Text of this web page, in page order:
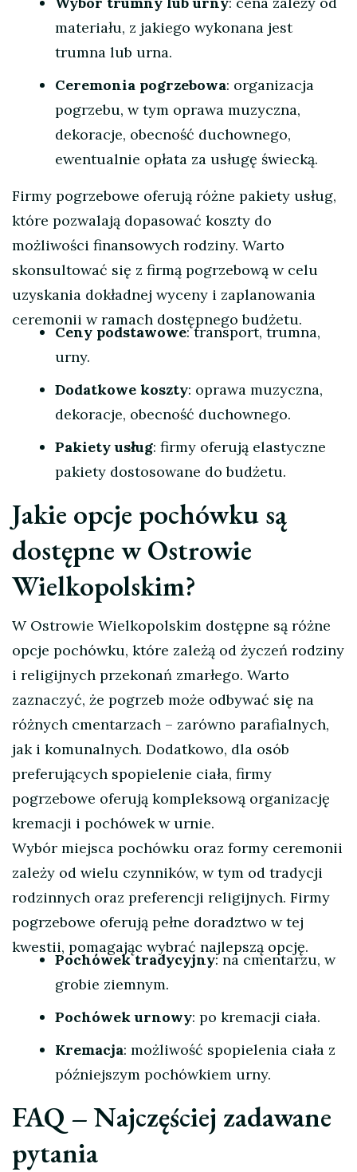
materiału, z jakiego wykonana jest
trumna lub urna.
Ceremonia pogrzebowa: organizacja
pogrzebu, w tym oprawa muzyczna,
dekoracje, obecność duchownego,
ewentualnie opłata za usługę świecką.
Firmy pogrzebowe oferują różne pakiety usług,
które pozwalają dopasować koszty do
możliwości finansowych rodziny. Warto
skonsultować się z firmą pogrzebową w celu
uzyskania dokładnej wyceny i zaplanowania
ceremonii w ramach dostępnego budżetu.
Ceny podstawowe: transport, trumna,
urny.
Dodatkowe koszty: oprawa muzyczna,
dekoracje, obecność duchownego.
Pakiety usług: firmy oferują elastyczne
pakiety dostosowane do budżetu.
Jakie opcje pochówku są
dostępne w Ostrowie
Wielkopolskim?
W Ostrowie Wielkopolskim dostępne są różne
opcje pochówku, które zależą od życzeń rodziny
i religijnych przekonań zmarłego. Warto
zaznaczyć, że pogrzeb może odbywać się na
różnych cmentarzach – zarówno parafialnych,
jak i komunalnych. Dodatkowo, dla osób
preferujących spopielenie ciała, firmy
pogrzebowe oferują kompleksową organizację
kremacji i pochówek w urnie.
Wybór miejsca pochówku oraz formy ceremonii
zależy od wielu czynników, w tym od tradycji
rodzinnych oraz preferencji religijnych. Firmy
pogrzebowe oferują pełne doradztwo w tej
kwestii, pomagając wybrać najlepszą opcję.
Pochówek tradycyjny: na cmentarzu, w
grobie ziemnym.
Pochówek urnowy: po kremacji ciała.
Kremacja: możliwość spopielenia ciała z
późniejszym pochówkiem urny.
FAQ – Najczęściej zadawane
pytania